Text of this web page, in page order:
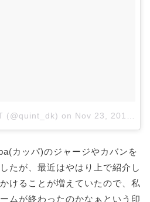
(@quint_dk) on Nov 23, 2017 at 4:20am PST
カッパ)のジャージやカバンを
たが、最近はやはり上で紹介し
けることが増えていたので、私
ムが終わったのかなぁという印